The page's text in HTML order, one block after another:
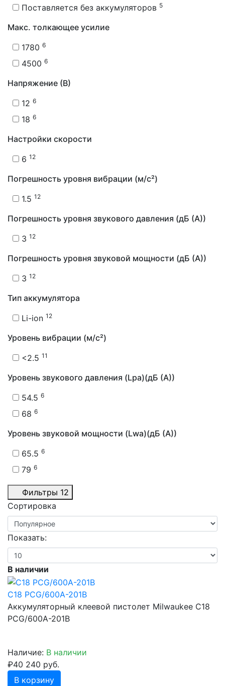
Поставляется без аккумуляторов 5
Макс. толкающее усилие
1780 6
4500 6
Напряжение (В)
12 6
18 6
Настройки скорости
6 12
Погрешность уровня вибрации (м/с²)
1.5 12
Погрешность уровня звукового давления (дБ (А))
3 12
Погрешность уровня звуковой мощности (дБ (А))
3 12
Тип аккумулятора
Li-ion 12
Уровень вибрации (м/с²)
<2.5 11
Уровень звукового давления (Lpa)(дБ (А))
54.5 6
68 6
Уровень звуковой мощности (Lwa)(дБ (А))
65.5 6
79 6
Фильтры 12
Сортировка
Показать:
В наличии
C18 PCG/600A-201B
Аккумуляторный клеевой пистолет Milwaukee C18
PCG/600A-201B
Наличие: В наличии
₽40 240 руб.
В корзину